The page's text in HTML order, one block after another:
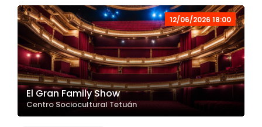
12/06/2026 18:00
El Gran Family Show
Centro Sociocultural Tetuán